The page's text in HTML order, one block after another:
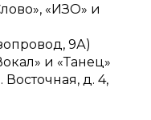
«ИЗО» и
9А)
и «Танец»
д. 4,